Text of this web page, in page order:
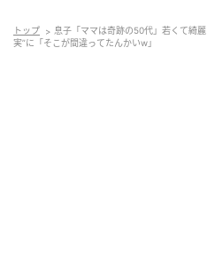
しかし最後まで読むと、な
トップ
息子「ママは奇跡の50代」若くて綺
実”に「そこが間違ってたんかいw」